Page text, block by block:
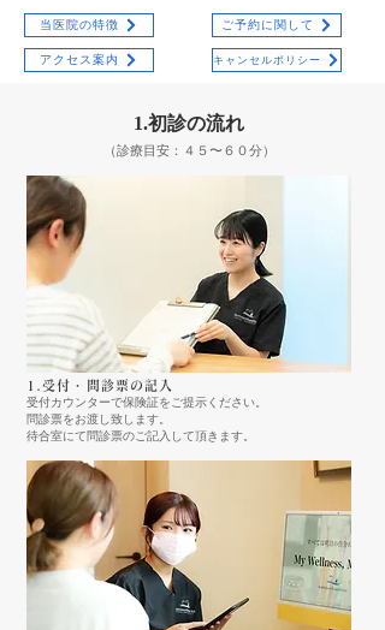
当医院の特徴
アクセス案内
ご予約に関して
キャンセルポリシー
1.初診の流れ
（診療目安：４５〜６０分）
​1.受付・問診票の記入
受付カウンターで保険証をご提示ください。
問診票をお渡し致します。
​待合室にて問診票のご記入して頂きます。